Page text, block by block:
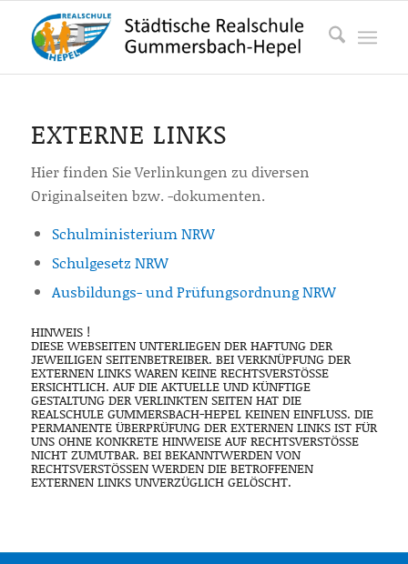
EXTERNE LINKS
Hier finden Sie Verlinkungen zu diversen
Originalseiten bzw. -dokumenten.
Schulministerium NRW
Schulgesetz NRW
Ausbildungs- und Prüfungsordnung NRW
HINWEIS !
DIESE WEBSEITEN UNTERLIEGEN DER HAFTUNG DER
JEWEILIGEN SEITENBETREIBER. BEI VERKNÜPFUNG DER
EXTERNEN LINKS WAREN KEINE RECHTSVERSTÖSSE E
RSICHTLICH. AUF DIE AKTUELLE UND KÜNFTIGE G
ESTALTUNG DER VERLINKTEN SEITEN HAT DIE R
EALSCHULE GUMMERSBACH-HEPEL KEINEN EINFLUSS. DIE P
ERMANENTE ÜBERPRÜFUNG DER EXTERNEN LINKS IST FÜR U
NS OHNE KONKRETE HINWEISE AUF RECHTSVERSTÖSSE NI
CHT ZUMUTBAR. BEI BEKANNTWERDEN VON RE
CHTSVERSTÖSSEN WERDEN DIE BETROFFENEN EXT
ERNEN LINKS UNVERZÜGLICH GELÖSCHT.